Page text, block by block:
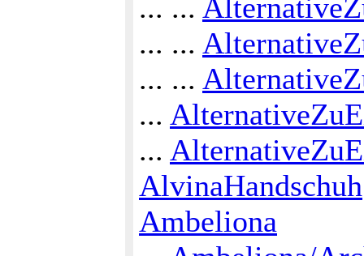
... ...
... ...
... ...
...
...
AlvinaHandschuh
Ambeliona